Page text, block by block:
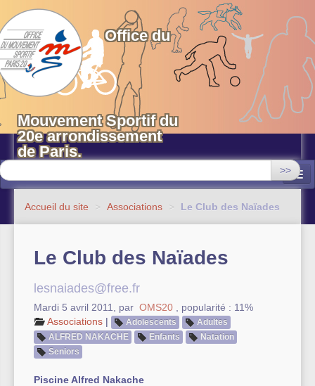
OMS 20 Paris
Office du
Mouvement Sportif du
20e arrondissement
de Paris.
>>
Equipements sportifs municipaux
OMS 20
Evénements
Actualités
Autre équipement sportif
Accueil du site > Associations > Le Club des Naïades
Le Club des Naïades
lesnaiades@free.fr
Mardi 5 avril 2011 par OMS20
popularité : 11%
Associations | Adolescents
Adultes
ALFRED NAKACHE
Enfants
Natation
Seniors
Piscine Alfred Nakache